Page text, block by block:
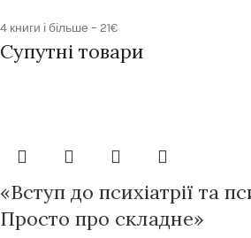
4 книги і більше – 21€
Супутні товари
«Вступ до психіатрії та
Просто про складне»